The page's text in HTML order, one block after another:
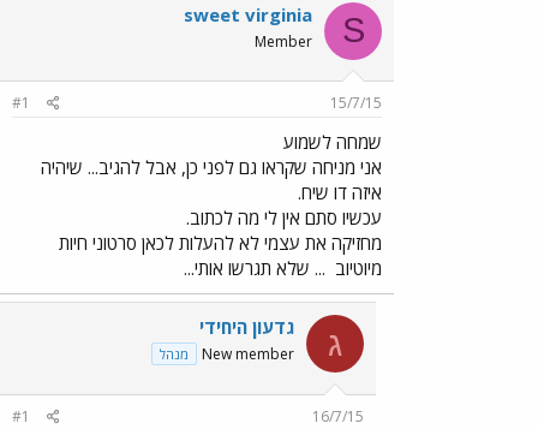
S
sweet virginia
Member
15/7/15
#1
שמחה לשמוע
אני מניחה שקראו גם לפני כן, אבל להגיב... שיהיה
איזה דו שיח.
עכשיו סתם אין לי מה לכתוב.
מחזיקה את עצמי לא להעלות לכאן סרטוני חיות
מיוטיוב ... שלא תגרשו אותי...
ג גדעון היחידי
New member מנהל
16/7/15
#1